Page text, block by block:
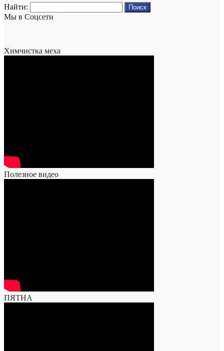
Найти:
Мы в Соцсети
Химчистка меха
Полезное видео
ПЯТНА